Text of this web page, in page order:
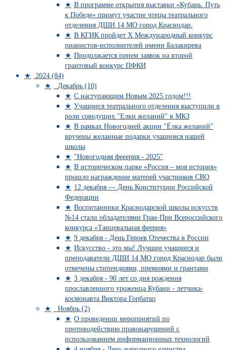
В программе открытия выставки «Кубань. Путь
к Победе» примут участие чтецы театрального
отделения ДШИ 14 МО город Краснодар.
В КГИК пройдет Х Международный конкурс
пианистов-исполнителей имени Балакирева
Продолжается прием заявок на второй
грантовый конкурс ПФКИ
2024 (84)
Декабрь (10)
С наступающим Новым 2025 годом!!!
Учащиеся театрального отделения выступили в
роли соведущих "Елки желаний" в МКЗ
В рамках Новогодней акции "Ёлка желаний"
вручены желанные подарки учащимся нашей
школы
"Новогодняя фееерия - 2025"
В историческом парке «Россия – моя история»
прошло награждение матерей участников СВО
12 декабря — День Конституции Российской
Федерации
Воспитанники Краснодарской школы искусств
№14 стали обладателями Гран-При Всероссийского
конкурса «Танцевальная феерия»
9 декабря - День Героев Отечества в России
Искусство - это мы! Лучшие учащиеся и
преподаватели ДШИ 14 МО город Краснодар были
отмечены стипендиями, премиями и грантами
3 декабря - 90 лет со дня рождения
прославленного уроженца Кубани - летчика-
космонавта Виктора Горбатко
Ноябрь (2)
О проведении мероприятий по
противодействию правонарушений с
использованием информационных технологий